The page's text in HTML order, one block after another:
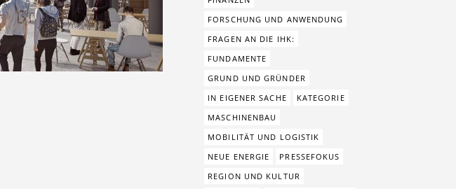
FORSCHUNG UND ANWENDUNG
FRAGEN AN DIE IHK:
FUNDAMENTE
GRUND UND GRÜNDER
IN EIGENER SACHE
KATEGORIE
MASCHINENBAU
MOBILITÄT UND LOGISTIK
NEUE ENERGIE
PRESSEFOKUS
REGION UND KULTUR